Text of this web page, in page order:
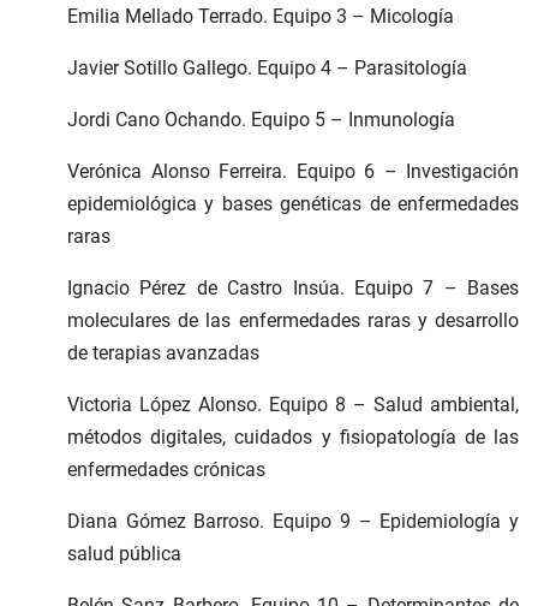
Emilia Mellado Terrado. Equipo 3 – Micología
Javier Sotillo Gallego. Equipo 4 – Parasitología
Jordi Cano Ochando. Equipo 5 – Inmunología
Verónica Alonso Ferreira. Equipo 6 – Investigación
epidemiológica y bases genéticas de enfermedades
raras
Ignacio Pérez de Castro Insúa. Equipo 7 – Bases
moleculares de las enfermedades raras y desarrollo
de terapias avanzadas
Victoria López Alonso. Equipo 8 – Salud ambiental,
métodos digitales, cuidados y fisiopatología de las
enfermedades crónicas
Diana Gómez Barroso. Equipo 9 – Epidemiología y
salud pública